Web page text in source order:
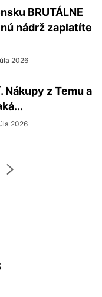
BRUTÁLNE
nádrž zaplatíte
2026
Nákupy z Temu a
2026